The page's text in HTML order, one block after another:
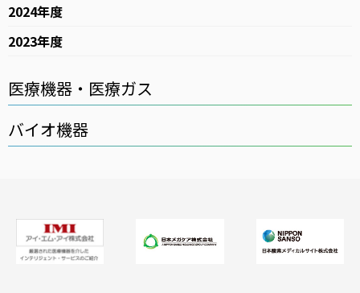
2024年度
2023年度
医療機器・医療ガス
バイオ機器